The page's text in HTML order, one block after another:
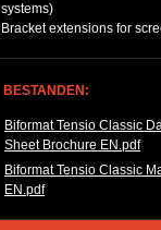
systems)
Bracket extensions for
BESTANDEN:
Biformat Tensio Classic
Sheet Brochure EN.pdf
Biformat Tensio Classic
EN.pdf